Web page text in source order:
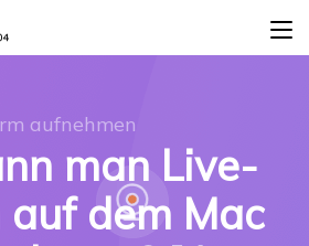
aufnehmen
man Live-
dem Mac